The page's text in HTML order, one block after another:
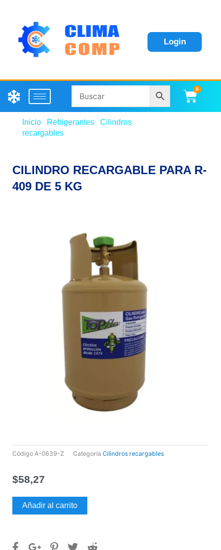
Login
0
Inicio Refrigerantes
Cilindros
recargables
CILINDRO RECARGABLE PARA R-
409 DE 5 KG
Código A-0639-Z Categoría Cilindros recargables
$58,27
CILINDRO
RECARGABLE
409
Añadir al carrito